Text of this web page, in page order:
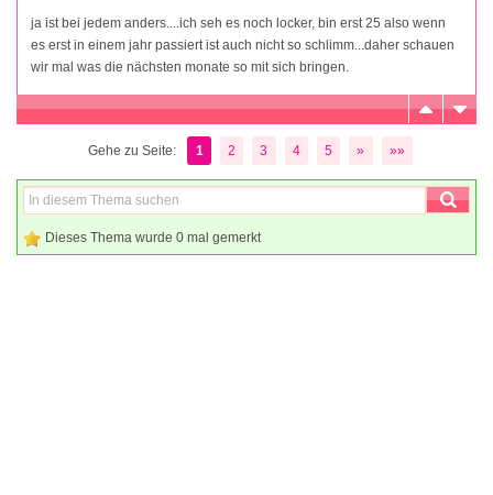
ja ist bei jedem anders....ich seh es noch locker, bin erst 25 also wenn
es erst in einem jahr passiert ist auch nicht so schlimm...daher schauen
wir mal was die nächsten monate so mit sich bringen.
Gehe zu Seite: 1 2 3 4 5 » »»
Dieses Thema wurde 0 mal gemerkt